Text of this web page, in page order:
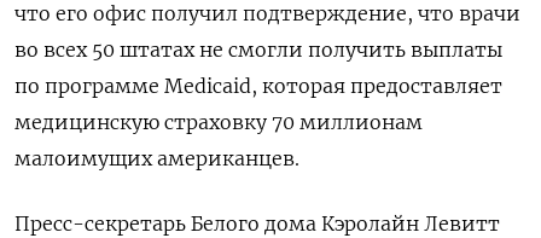
что его офис получил подтверждение, что врачи
во всех 50 штатах не смогли получить выплаты
по программе Medicaid, которая предоставляет
медицинскую страховку 70 миллионам
малоимущих американцев.
Пресс-секретарь Белого дома Кэролайн Левитт